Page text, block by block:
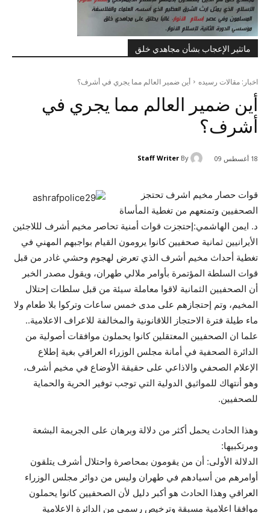
ماتثير الإعجاب بشأن مجاهدي خلق
اخبار: مقالات رسيده أين ضمير العالم مما يجري في أشرف؟
أين ضمير العالم مما يجري في
أشرف؟
18 أغسطس 09 By
Staff Writer
قوات حصار مخيم اشرف تحتجز
الصحفيين وتمنعهم من تغطية المأساة
د. ايمن الهاشمي:إحتجزت قوات أمنية تحاصر مخيم أشرف لللاجئين
الأيرانيين ثمانية صحفيين كانوا يرومون القيام بواجبهم المهني في
تغطية أحداث مخيم أشرف الذي تعرض لهجوم وحشي غادر من قبل
قوات السلطة المؤتمرة بأوامر ملالي طهران، ويقول مصدر الخبر
أن الصحفيين الثمانية لاقوا معاملة سيئة من قبل سلطات إحتلال
المخيم، وتم إحتجازهم على مدى خمس ساعات وتركوا بلا طعام ولا
ماء طيلة فترة الاحتجاز اللاقانونية والمخالفة للاعراف الاعلامية..
علما ان الصحفيين المعتقلين كانوا يحملون موافقات أصولية من
الدائرة الصحفية في أمانة مجلس الوزراء العراقي بغية إطلاع
الإعلام الصحفي والاذاعي على حقيقة الأوضاع في مخيم أشرف،
وهو أنتهاك للمواثيق الدولية التي توجب توفير الحرية والحماية
للصحفيين.
وهذا الحادث يحمل أكثر من دلالة وبرهان على الجريمة البشعة
ومرتكبيها:
الدلالة الأولى: أن من يقومون بمحاصرة واحتلال أشرف يتلقون
أوامرهم من أسيادهم في طهران وليس من دوائر مجلس الوزراء
العراقي وهذا الحادث هو أكبر دليل لأن الصحفيين كانوا يحملون
موافقا اعلامية مسبقة وترخيص رسمي من الدائرة الاعلامية